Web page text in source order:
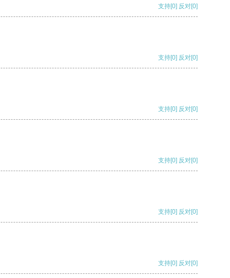
支持[0] 反对[0]
支持[0] 反对[0]
支持[0] 反对[0]
支持[0] 反对[0]
支持[0] 反对[0]
支持[0] 反对[0]